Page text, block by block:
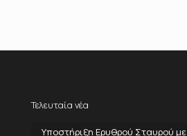
Τελευταία νέα
Υποστήριξη Ερυθρού Σταυρού με